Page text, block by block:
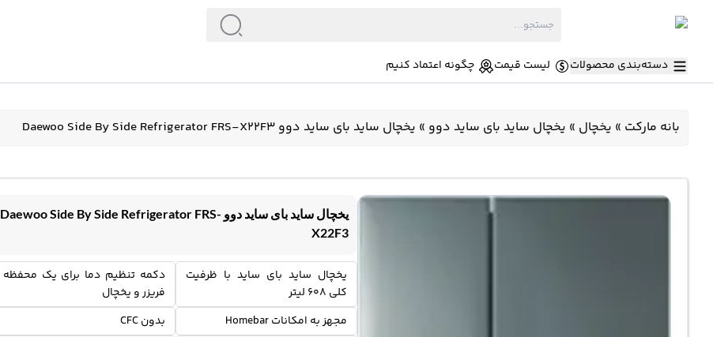
دسته‌بندی محصولات لیست قیمت چگونه اعتماد کنیم
بانه مارکت » یخچال » یخچال ساید بای ساید دوو » یخچال ساید بای ساید دوو Daewoo Side By Side Refrigerator FRS-X22F3
یخچال ساید بای ساید دوو Daewoo Side By Side Refrigerator FRS-
X22F3
یخچال ساید بای ساید با ظرفیت
کلی 608 لیتر
دکمه تنظیم دما برای یک محفظه
فریزر و یخچال
مجهز به امکانات Homebar
بدون CFC